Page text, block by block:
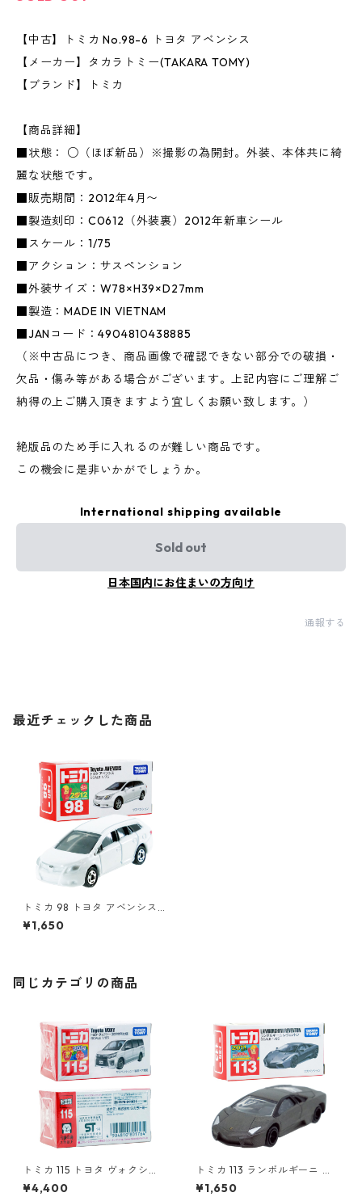
【中古】トミカ No.98-6 トヨタ アベンシス
【メーカー】タカラトミー(TAKARA TOMY)
【ブランド】トミカ
【商品詳細】
■状態： ○（ほぼ新品）※撮影の為開封。外装、本体共に綺
麗な状態です。
■販売期間：2012年4月〜
■製造刻印：C0612（外装裏）2012年新車シール
■スケール：1/75
■アクション：サスペンション
■外装サイズ：W78×H39×D27mm
■製造：MADE IN VIETNAM
■JANコード：4904810438885
（※中古品につき、商品画像で確認できない部分での破損・
欠品・傷み等がある場合がございます。上記内容にご理解ご
納得の上ご購入頂きますよう宜しくお願い致します。）
絶版品のため手に入れるのが難しい商品です。
この機会に是非いかがでしょうか。
International shipping available
Sold out
日本国内にお住まいの方向け
通報する
最近チェックした商品
トミカ 98 トヨタ アベンシス
#10438885
¥1,650
同じカテゴリの商品
トミカ 115 トヨタ ヴォクシー
（初回特別仕様）#10801764
¥4,400
トミカ 113 ランボルギーニ レ
ヴェントン #10359791
¥1,650